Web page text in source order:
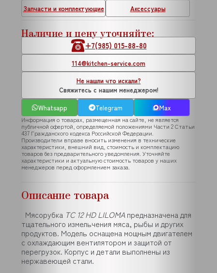
Запчасти и комплектующие Аксессуары
Наличие и цену уточняйте:
+7(985) 015-88-80
114@kitchen-service.com
Не нашли что искали?
Свяжитесь с нашим менеджером!
Whatsapp
Telegram Max
Информация о товарах, размещенная на сайте, не является
публичной офертой, определяемой положениями Части 2 Статьи
437 Гражданского кодекса Российской Федерации.
Производители вправе вносить изменения в технические
характеристики, внешний вид, стоимость и комплектацию
товаров без предварительного уведомления. Уточняйте
характеристики и актуальную стоимость товаров у наших
менеджеров перед оформлением заказа.
Описание товара
Мясорубка TC 12 HD LILOMA предназначена для
тщательного измельчения мяса, рыбы и других
продуктов. Модель оснащена мощным двигателем
с охлаждающим вентилятором и защитой от
перегрузок. Корпус и детали выполнены из
нержавеющей стали.